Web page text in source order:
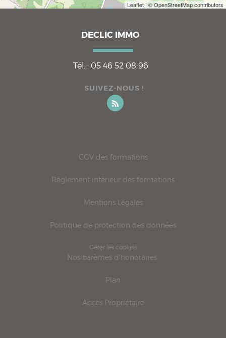
Leaflet | © OpenStreetMap contributors
DECLIC IMMO
Tél. : 05 46 52 08 96
SUIVEZ-NOUS !
CGV des formations
Règlement intérieur des formations
Mentions Légales
Politique de protection des données
Gérer les cookies
Nos barèmes d'honoraires
Plan
Accès Propriétaire